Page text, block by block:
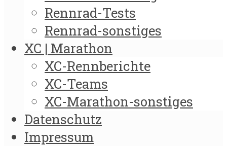
Rennrad-Tests
Rennrad-sonstiges
XC | Marathon
XC-Rennberichte
XC-Teams
XC-Marathon-sonstiges
Datenschutz
Impressum